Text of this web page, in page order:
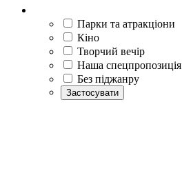
Парки та атракціони
Кіно
Творчий вечір
Наша спецпропозиція
Без піджанру
Застосувати